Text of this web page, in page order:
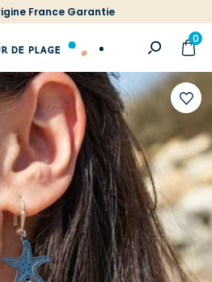
France Garantie
0
à
votre
liste